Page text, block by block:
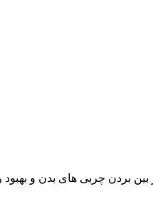
بردن چربی های بدن و بهبود